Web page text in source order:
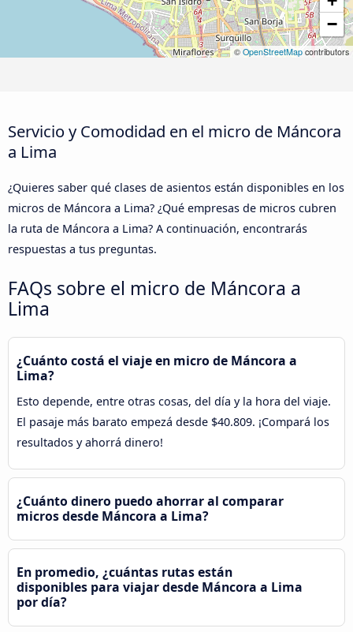
−
© OpenStreetMap contributors
Servicio y Comodidad en el micro de Máncora
a Lima
¿Quieres saber qué clases de asientos están disponibles en los
micros de Máncora a Lima? ¿Qué empresas de micros cubren
la ruta de Máncora a Lima? A continuación, encontrarás
respuestas a tus preguntas.
FAQs sobre el micro de Máncora a
Lima
¿Cuánto costá el viaje en micro de Máncora a
Lima?
Esto depende, entre otras cosas, del día y la hora del viaje.
El pasaje más barato empezá desde $40.809. ¡Compará los
resultados y ahorrá dinero!
¿Cuánto dinero puedo ahorrar al comparar
micros desde Máncora a Lima?
En promedio, ¿cuántas rutas están
disponibles para viajar desde Máncora a Lima
por día?